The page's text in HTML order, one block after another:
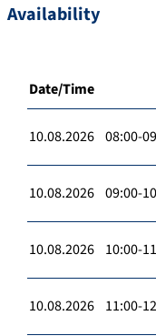
Availability
Date/Time
10.08.2026 08:00-
10.08.2026 09:00-
10.08.2026 10:00-
10.08.2026 11:00-